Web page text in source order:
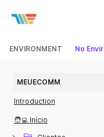
ENVIRONMENT No
MEUECOMM
Introduction
🧑‍💻 Início